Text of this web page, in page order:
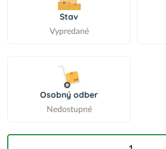
Stav
Vypredané
Osobný odber
Nedostupné